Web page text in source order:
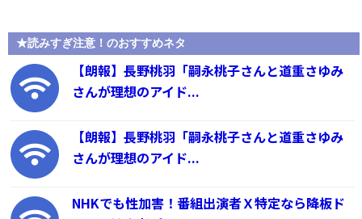
★読みすぎ注意！のおすすめネタ
【朗報】長野桃羽「嗣永桃子さんと道重さゆみ
さんが理想のアイド...
【朗報】長野桃羽「嗣永桃子さんと道重さゆみ
さんが理想のアイド...
NHKでも性加害！番組出演者Ｘ特定なら降板ド